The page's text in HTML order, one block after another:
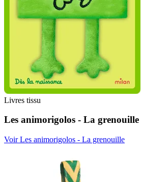
Livres tissu
Les animorigolos - La grenouille
Voir Les animorigolos - La grenouille